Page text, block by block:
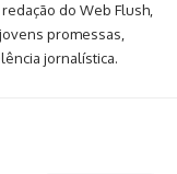
do Web Flush,
promessas,
jornalística.